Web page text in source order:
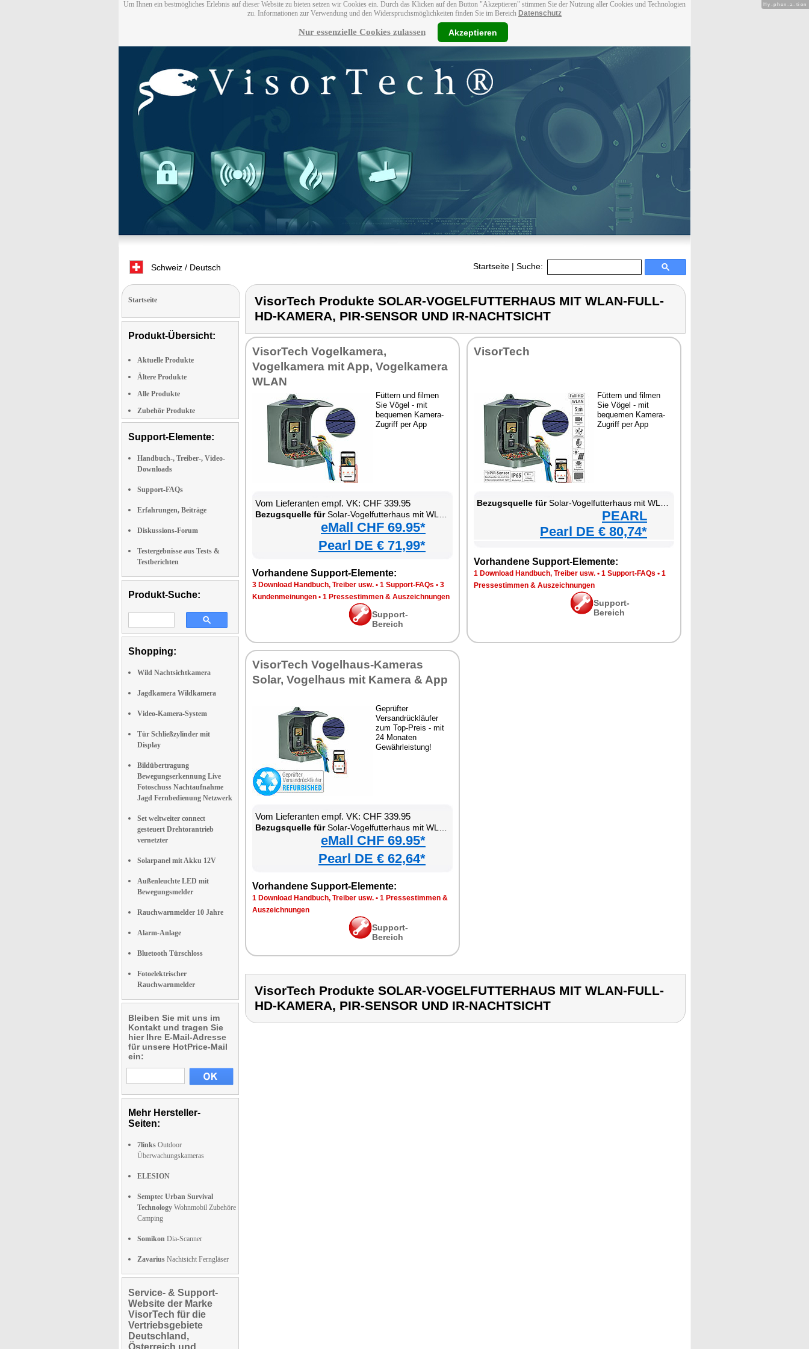
Um Ihnen ein bestmögliches Erlebnis auf dieser Website zu bieten setzen wir Cookies ein. Durch das Klicken auf den Button "Akzeptieren" stimmen Sie der Nutzung aller Cookies und Technologien
zu. Informationen zur Verwendung und den Widerspruchsmöglichkeiten finden Sie im Bereich Datenschutz
Nur essenzielle Cookies zulassen Akzeptieren
Schweiz / Deutsch Startseite | Suche:
Startseite
Produkt-Übersicht:
Aktuelle Produkte
Ältere Produkte
Alle Produkte
Zubehör Produkte
Support-Elemente:
Handbuch-, Treiber-, Video-
Downloads
Support-FAQs
Erfahrungen, Beiträge
Diskussions-Forum
Testergebnisse aus Tests &
Testberichten
Produkt-Suche:
Shopping:
Wild Nachtsichtkamera
Jagdkamera Wildkamera
Video-Kamera-System
Tür Schließzylinder mit
Display
Bildübertragung
Bewegungserkennung Live
Fotoschuss Nachtaufnahme
Jagd Fernbedienung Netzwerk
Set weltweiter connect
gesteuert Drehtorantrieb
vernetzter
Solarpanel mit Akku 12V
Außenleuchte LED mit
Bewegungsmelder
Rauchwarnmelder 10 Jahre
Alarm-Anlage
Bluetooth Türschloss
Fotoelektrischer
Rauchwarnmelder
Bleiben Sie mit uns im
Kontakt und tragen Sie
hier Ihre E-Mail-Adresse
für unsere HotPrice-Mail
ein:
Mehr Hersteller-
Seiten:
7links Outdoor
Überwachungskameras
ELESION
Semptec Urban Survival
Technology Wohnmobil Zubehöre
Camping
Somikon Dia-Scanner
Zavarius Nachtsicht Ferngläser
Service- & Support-
Website der Marke
VisorTech für die
Vertriebsgebiete
Deutschland,
Österreich und
VisorTech Produkte SOLAR-VOGELFUTTERHAUS MIT WLAN-FULL-
HD-KAMERA, PIR-SENSOR UND IR-NACHTSICHT
VisorTech Vogelkamera,
Vogelkamera mit App, Vogelkamera
WLAN
Füttern und filmen
Sie Vögel - mit
bequemen Kamera-
Zugriff per App
Vom Lieferanten empf. VK: CHF 339.95
Bezugsquelle fürSolar-Vogelfutterhaus mit WLAN-Full-HD-Kamera, PIR-Sensor und IR-Nachtsicht
eMall CHF 69.95*
Pearl DE € 71,99*
Vorhandene Support-Elemente:
3 Download Handbuch, Treiber usw. • 1 Support-FAQs • 3
Kundenmeinungen • 1 Pressestimmen & Auszeichnungen
Support-
Bereich
VisorTech
Füttern und filmen
Sie Vögel - mit
bequemen Kamera-
Zugriff per App
Bezugsquelle fürSolar-Vogelfutterhaus mit WLAN-Full-HD-Kamera, PIR-Sensor und IR-Nachtsicht
PEARL
Pearl DE € 80,74*
Vorhandene Support-Elemente:
1 Download Handbuch, Treiber usw. • 1 Support-FAQs • 1
Pressestimmen & Auszeichnungen
Support-
Bereich
VisorTech Vogelhaus-Kameras
Solar, Vogelhaus mit Kamera & App
Geprüfter
Versandrückläufer
zum Top-Preis - mit
24 Monaten
Gewährleistung!
Vom Lieferanten empf. VK: CHF 339.95
Bezugsquelle fürSolar-Vogelfutterhaus mit WLAN-Full-HD-Kamera, PIR-Sensor und IR-Nachtsicht
eMall CHF 69.95*
Pearl DE € 62,64*
Vorhandene Support-Elemente:
1 Download Handbuch, Treiber usw. • 1 Pressestimmen &
Auszeichnungen
Support-
Bereich
VisorTech Produkte SOLAR-VOGELFUTTERHAUS MIT WLAN-FULL-
HD-KAMERA, PIR-SENSOR UND IR-NACHTSICHT
Hy-phen-a-tion